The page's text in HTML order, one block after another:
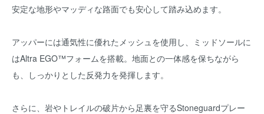
安定な地形やマッディな路面でも安心して踏み込めます。
アッパーには通気性に優れたメッシュを使用し、ミッドソールに
はAltra EGO™フォームを搭載。地面との一体感を保ちながら
も、しっかりとした反発力を発揮します。
さらに、岩やトレイルの破片から足裏を守るStoneguardプレー